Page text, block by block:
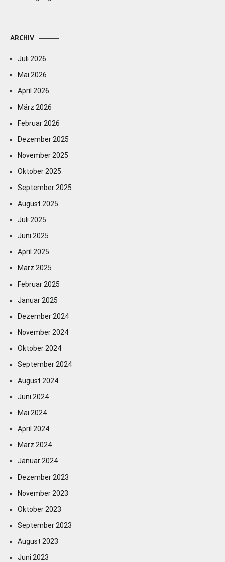
ARCHIV
Juli 2026
Mai 2026
April 2026
März 2026
Februar 2026
Dezember 2025
November 2025
Oktober 2025
September 2025
August 2025
Juli 2025
Juni 2025
April 2025
März 2025
Februar 2025
Januar 2025
Dezember 2024
November 2024
Oktober 2024
September 2024
August 2024
Juni 2024
Mai 2024
April 2024
März 2024
Januar 2024
Dezember 2023
November 2023
Oktober 2023
September 2023
August 2023
Juni 2023